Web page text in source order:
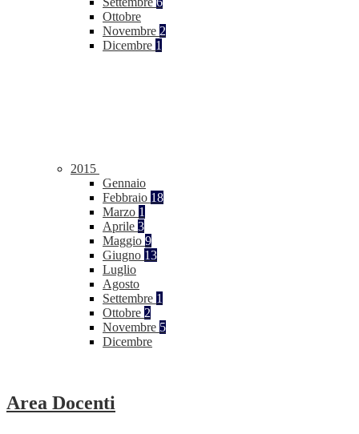
Ottobre
Novembre 2
Dicembre 1
2015
Gennaio
Febbraio 18
Marzo 1
Aprile 3
Maggio 9
Giugno 13
Luglio
Agosto
Settembre 1
Ottobre 2
Novembre 5
Dicembre
Area Docenti